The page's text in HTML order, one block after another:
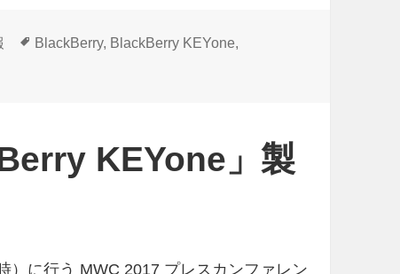
タ
BlackBerry, BlackBerry KEYone,
KEYone」製
）に行う MWC 2017 プレスカンファレン